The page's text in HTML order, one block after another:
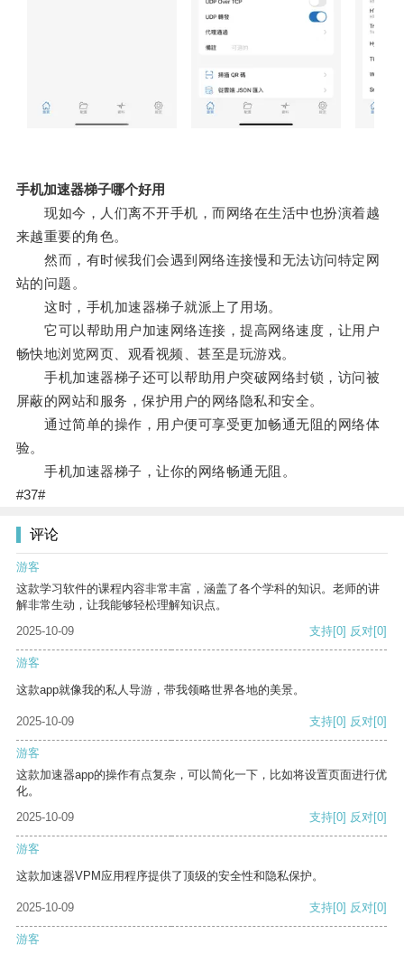
手机加速器梯子哪个好用
现如今，人们离不开手机，而网络在生活中也扮演着越
来越重要的角色。
然而，有时候我们会遇到网络连接慢和无法访问特定网
站的问题。
这时，手机加速器梯子就派上了用场。
它可以帮助用户加速网络连接，提高网络速度，让用户
畅快地浏览网页、观看视频、甚至是玩游戏。
手机加速器梯子还可以帮助用户突破网络封锁，访问被
屏蔽的网站和服务，保护用户的网络隐私和安全。
通过简单的操作，用户便可享受更加畅通无阻的网络体
验。
手机加速器梯子，让你的网络畅通无阻。
#37#
评论
游客
这款学习软件的课程内容非常丰富，涵盖了各个学科的知识。老师的讲
解非常生动，让我能够轻松理解知识点。
2025-10-09
支持[0] 反对[0]
游客
这款app就像我的私人导游，带我领略世界各地的美景。
2025-10-09 支持[0] 反对[0]
游客
这款加速器app的操作有点复杂，可以简化一下，比如将设置页面进行优
化。
2025-10-09
支持[0] 反对[0]
游客
这款加速器VPM应用程序提供了顶级的安全性和隐私保护。
2025-10-09 支持[0] 反对[0]
游客